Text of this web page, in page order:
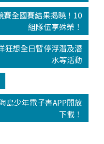
賽全國賽結果揭曉！10
組隊伍享殊榮！
想全日暫停浮潛及潛
水等活動
島少年電子書APP開放
下載！